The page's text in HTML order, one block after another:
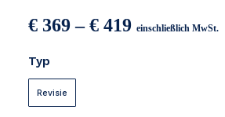
€ 369 –€ 419Preisspanne:
einschließlich MwSt.
Typ
Revisie